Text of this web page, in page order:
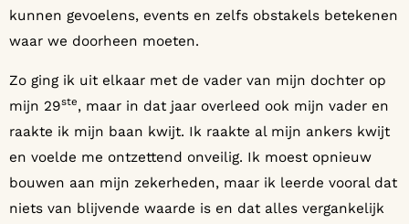
kunnen gevoelens, events en zelfs obstakels betekenen
waar we doorheen moeten.
Zo ging ik uit elkaar met de vader van mijn dochter op
mijn 29ste, maar in dat jaar overleed ook mijn vader en
raakte ik mijn baan kwijt. Ik raakte al mijn ankers kwijt
en voelde me ontzettend onveilig. Ik moest opnieuw
bouwen aan mijn zekerheden, maar ik leerde vooral dat
niets van blijvende waarde is en dat alles vergankelijk